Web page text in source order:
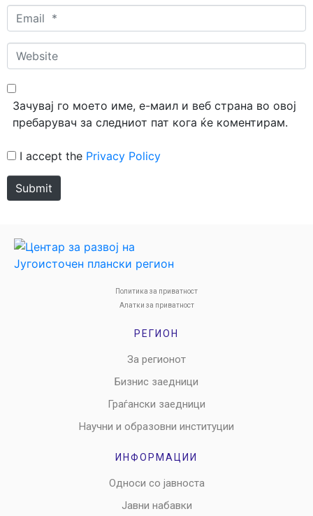
Email
*
Website
Зачувај го моето име, е-маил и веб страна во овој
пребарувач за следниот пат кога ќе коментирам.
I accept the Privacy Policy
Submit
Политика за приватност
Алатки за приватност
РЕГИОН
За регионот
Бизнис заедници
Граѓански заедници
Научни и образовни институции
ИНФОРМАЦИИ
Односи со јавноста
Јавни набавки